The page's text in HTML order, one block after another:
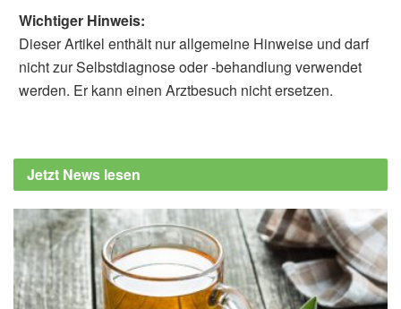
Superman Exercise Can Help (veröffentlicht
10.05.2021),
Wichtiger Hinweis:
Dieser Artikel enthält nur allgemeine Hinweise und darf
nicht zur Selbstdiagnose oder -behandlung verwendet
werden. Er kann einen Arztbesuch nicht ersetzen.
Jetzt News lesen